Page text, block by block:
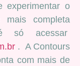
experimentar o
completa
só acessar
. A Contours
com mais de